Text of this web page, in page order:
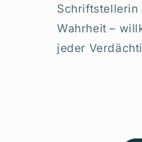
Schriftstellerin
Wahrheit –
jeder